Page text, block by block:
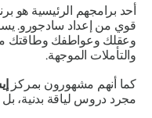
أحد برامجهم الرئيسية هو
قوي من إعداد سادجورو.
وعقلك وعواطفك وطاقتك من
والتأملات الموجهة.
كما أنهم مشهورون بمركز
مجرد دروس لياقة بدنية، بل